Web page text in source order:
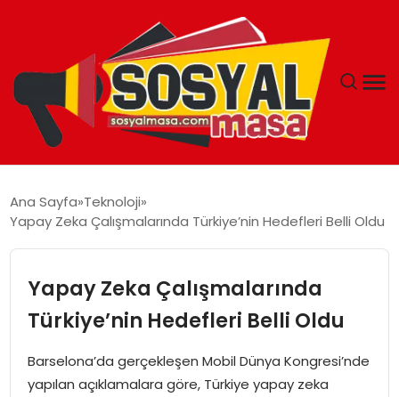
EKONOMI
GÜNCEL
TEKNOLOJI
Ana Sayfa Teknoloji
Yapay Zeka Çalışmalarında Türkiye’nin Hedefleri Belli Oldu
Yapay Zeka Çalışmalarında
Türkiye’nin Hedefleri Belli Oldu
Barselona’da gerçekleşen Mobil Dünya Kongresi’nde
yapılan açıklamalara göre, Türkiye yapay zeka